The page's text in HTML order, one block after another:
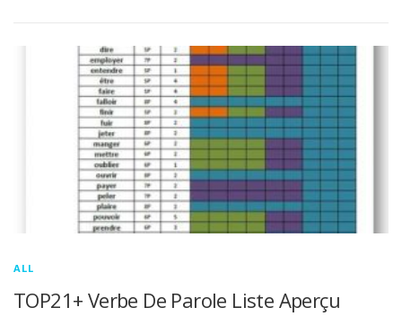
ALL
TOP21+ Verbe De Parole Liste Aperçu